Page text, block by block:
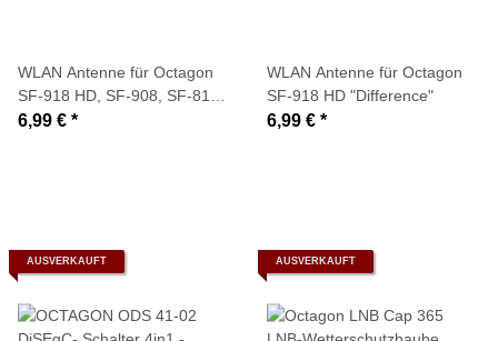
WLAN Antenne für Octagon
SF-918 HD, SF-908, SF-818,
SF-718
6,99 € *
WLAN Antenne für Octagon
SF-918 HD "Difference"
6,99 € *
AUSVERKAUFT AUSVERKAUFT